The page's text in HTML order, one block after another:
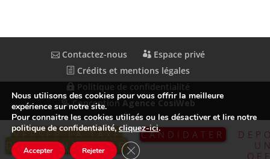
VERSER LA TAXE
D’APPRENTISSAGE
CANDIDATER
Contactez-nous
Espace privé
Crédits et mentions légales
Politique de confidentialité
Conception Agence CosiWeb
Nous utilisons des cookies pour vous offrir la meilleure
expérience sur notre site.
Pour connaitre les cookies utilisés ou les désactiver et lire notre
politique de confidentialité,cliquez-ici.
Accepter Rejeter Fermer la bannière des cookies